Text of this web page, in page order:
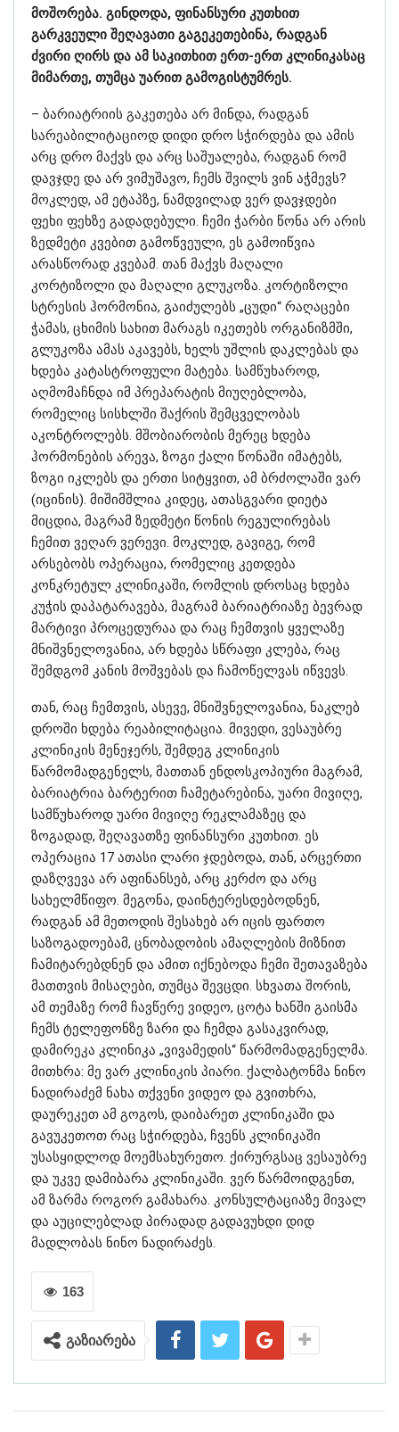
მოშორება. გინდოდა, ფინანსური კუთხით
გარკვეული შეღავათი გაგეკეთებინა, რადგან
ძვირი ღირს და ამ საკითხით ერთ-ერთ კლინიკასაც
მიმართე, თუმცა უარით გამოგისტუმრეს.
– ბარიატრიის გაკეთება არ მინდა, რადგან
სარეაბილიტაციოდ დიდი დრო სჭირდება და ამის
არც დრო მაქვს და არც საშუალება, რადგან რომ
დავჯდე და არ ვიმუშავო, ჩემს შვილს ვინ აჭმევს?
მოკლედ, ამ ეტაპზე, ნამდვილად ვერ დავჯდები
ფეხი ფეხზე გადადებული. ჩემი ჭარბი წონა არ არის
ზედმეტი კვებით გამოწვეული, ეს გამოიწვია
არასწორად კვებამ. თან მაქვს მაღალი
კორტიზოლი და მაღალი გლუკოზა. კორტიზოლი
სტრესის ჰორმონია, გაიძულებს „ცუდი“ რაღაცები
ჭამას, ცხიმის სახით მარაგს იკეთებს ორგანიზმში,
გლუკოზა ამას აკავებს, ხელს უშლის დაკლებას და
ხდება კატასტროფული მატება. სამწუხაროდ,
აღმომაჩნდა იმ პრეპარატის მიუღებლობა,
რომელიც სისხლში შაქრის შემცველობას
აკონტროლებს. მშობიარობის მერეც ხდება
ჰორმონების არევა, ზოგი ქალი წონაში იმატებს,
ზოგი იკლებს და ერთი სიტყვით, ამ ბრძოლაში ვარ
(იცინის). მიშიმშლია კიდეც, ათასგვარი დიეტა
მიცდია, მაგრამ ზედმეტი წონის რეგულირებას
ჩემით ვეღარ ვერევი. მოკლედ, გავიგე, რომ
არსებობს ოპერაცია, რომელიც კეთდება
კონკრეტულ კლინიკაში, რომლის დროსაც ხდება
კუჭის დაპატარავება, მაგრამ ბარიატრიაზე ბევრად
მარტივი პროცედურაა და რაც ჩემთვის ყველაზე
მნიშვნელოვანია, არ ხდება სწრაფი კლება, რაც
შემდგომ კანის მოშვებას და ჩამოწელვას იწვევს.
თან, რაც ჩემთვის, ასევე, მნიშვნელოვანია, ნაკლებ
დროში ხდება რეაბილიტაცია. მივედი, ვესაუბრე
კლინიკის მენეჯერს, შემდეგ კლინიკის
წარმომადგენელს, მათთან ენდოსკოპიური მაგრამ,
ბარიატრია ბარტერით ჩამეტარებინა, უარი მივიღე,
სამწუხაროდ უარი მივიღე რეკლამაზეც და
ზოგადად, შეღავათზე ფინანსური კუთხით. ეს
ოპერაცია 17 ათასი ლარი ჯდებოდა, თან, არცერთი
დაზღვევა არ აფინანსებ, არც კერძო და არც
სახელმწიფო. მეგონა, დაინტერესდებოდნენ,
რადგან ამ მეთოდის შესახებ არ იცის ფართო
საზოგადოებამ, ცნობადობის ამაღლების მიზნით
ჩამიტარებდნენ და ამით იქნებოდა ჩემი შეთავაზება
მათთვის მისაღები, თუმცა შევცდი. სხვათა შორის,
ამ თემაზე რომ ჩავწერე ვიდეო, ცოტა ხანში გაისმა
ჩემს ტელეფონზე ზარი და ჩემდა გასაკვირად,
დამირეკა კლინიკა „ვივამედის“ წარმომადგენელმა.
მითხრა: მე ვარ კლინიკის პიარი. ქალბატონმა ნინო
ნადირაძემ ნახა თქვენი ვიდეო და გვითხრა,
დაურეკეთ ამ გოგოს, დაიბარეთ კლინიკაში და
გავუკეთოთ რაც სჭირდება, ჩვენს კლინიკაში
უსასყიდლოდ მოემსახურეთო. ქირურგსაც ვესაუბრე
და უკვე დამიბარა კლინიკაში. ვერ წარმოიდგენთ,
ამ ზარმა როგორ გამახარა. კონსულტაციაზე მივალ
და აუცილებლად პირადად გადავუხდი დიდ
მადლობას ნინო ნადირაძეს.
163
გაზიარება